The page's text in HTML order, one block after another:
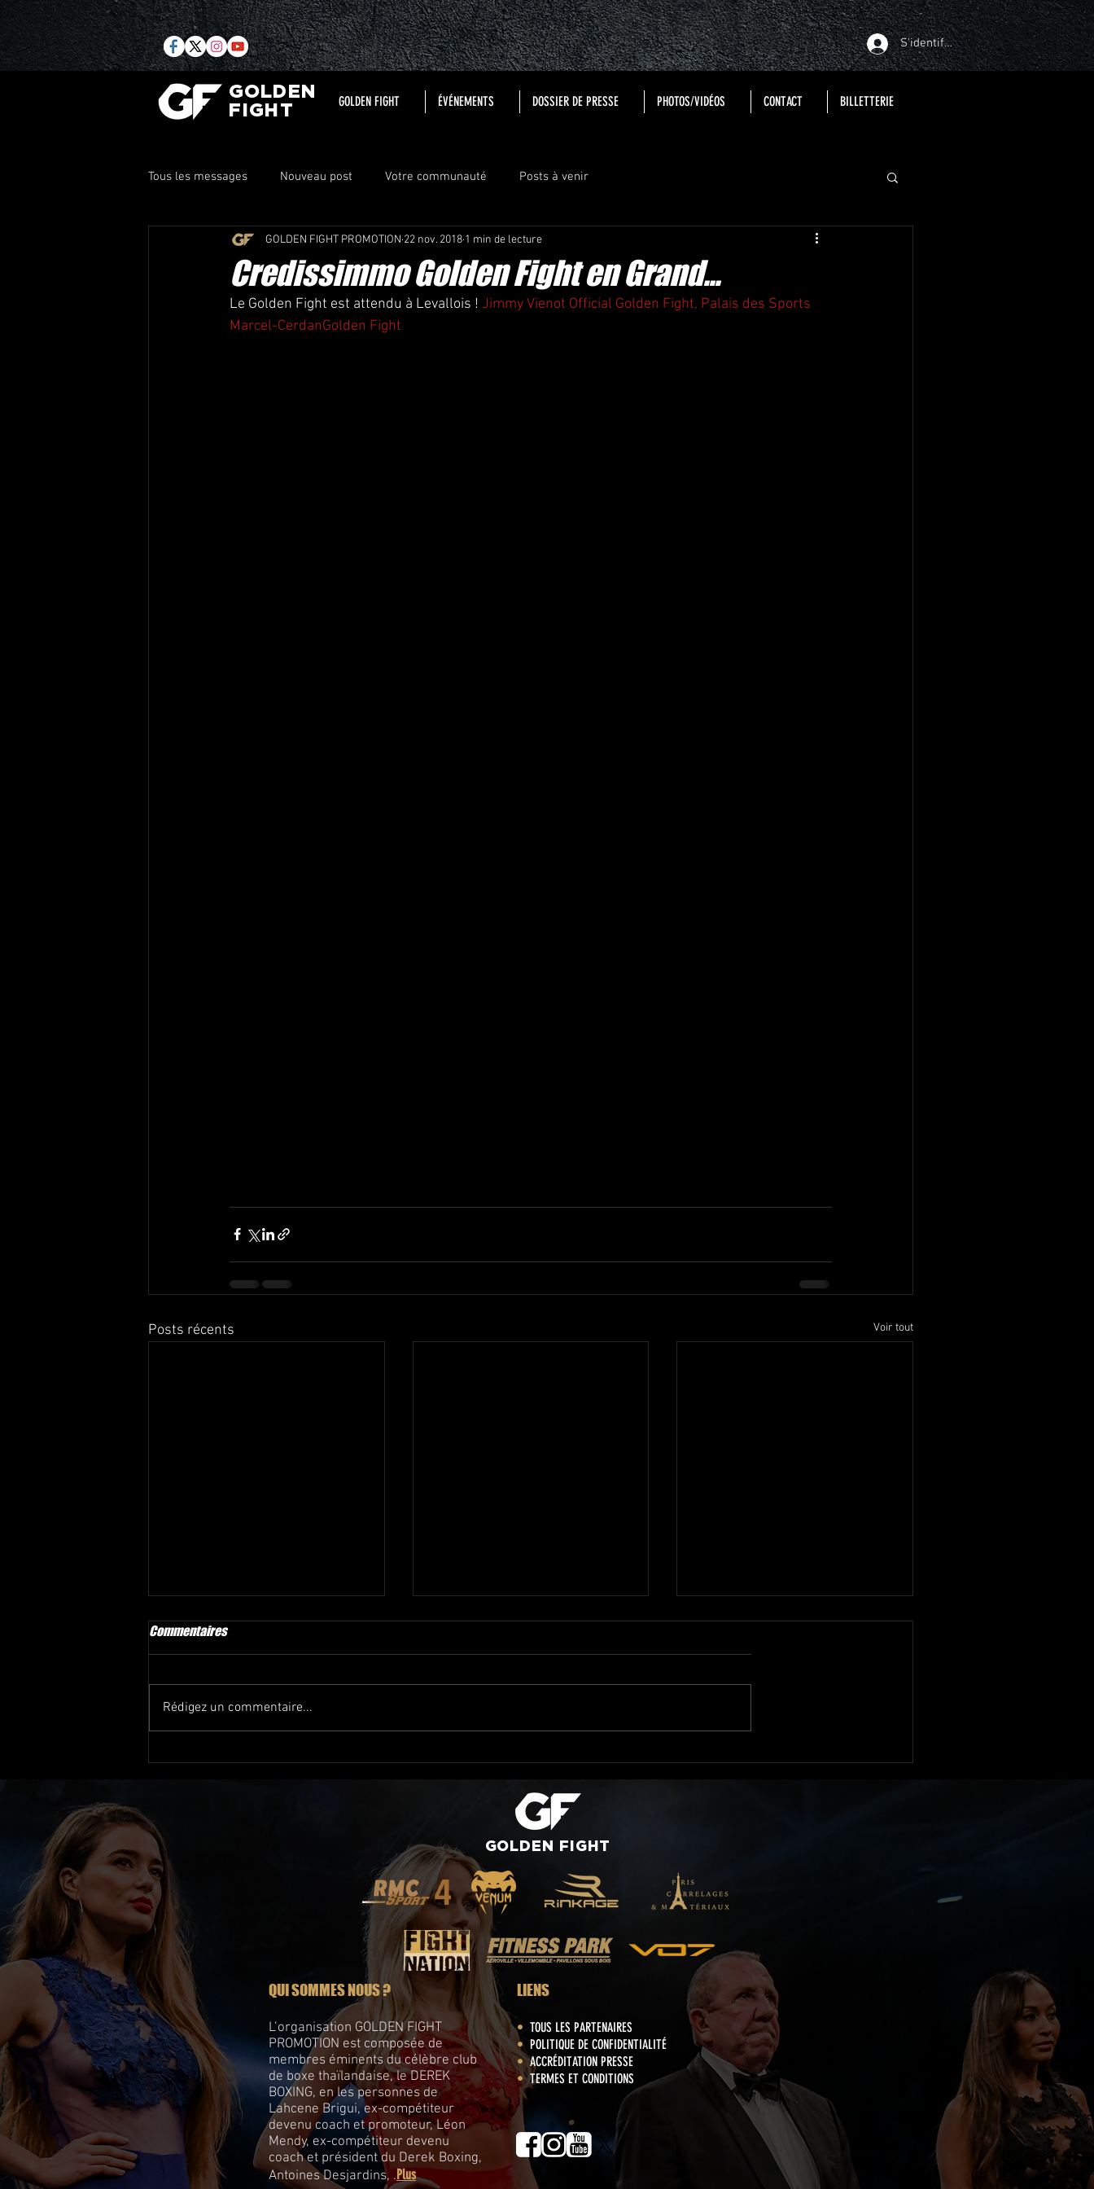
S'identifier
GOLDEN
FIGHT
GOLDEN FIGHT ÉVÉNEMENTS DOSSIER DE PRESSE PHOTOS/VIDÉOS CONTACT BILLETTERIE
Tous les messages Nouveau post Votre communauté Posts à venir
Credissimmo Golden Fight en Grand...
GOLDEN FIGHT PROMOTION 22 nov. 2018 1 min de lecture
Le Golden Fight est attendu à Levallois ! Jimmy Vienot Official Golden Fight, Palais des Sports
Marcel-CerdanGolden Fight
Posts récents Voir tout
Commentaires
Rédigez un commentaire...
GOLDEN FIGHT
QUI SOMMES NOUS ? LIENS
L’organisation GOLDEN FIGHT
PROMOTION est composée de
membres éminents du célèbre club
de boxe thaïlandaise, le DEREK
BOXING, en les personnes de
Lahcene Brigui, ex-compétiteur
devenu coach et promoteur, Léon
Mendy, ex-compétiteur devenu
coach et président du Derek Boxing,
Antoines Desjardins, . Plus
• TOUS LES PARTENAIRES
• POLITIQUE DE CONFIDENTIALITÉ
•ACCRÉDITATION PRESSE
•TERMES ET CONDITIONS